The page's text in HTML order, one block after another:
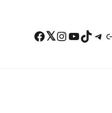
Facebook Twitter Instagram YouTube TikTok Telegram Lien